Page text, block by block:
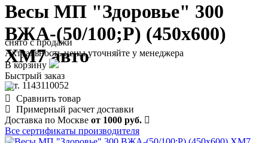
Весы МП "Здоровье" 300
ВЖА-(50/100;Р) (450х600)
ХМ7 авто
арт. 1143110052
снято с продажи
Актуальность цены уточняйте у менеджера
В корзину
Быстрый заказ
Сравнить товар
Примерный расчет доставки
Доставка по Москве от 1000 руб.
Все сертификаты производителя